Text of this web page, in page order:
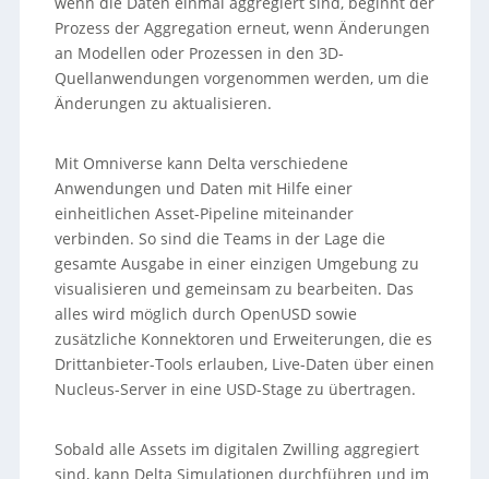
Prozess der Aggregation erneut, wenn Änderungen
an Modellen oder Prozessen in den 3D-
Quellanwendungen vorgenommen werden, um die
Änderungen zu aktualisieren.
Mit Omniverse kann Delta verschiedene
Anwendungen und Daten mit Hilfe einer
einheitlichen Asset-Pipeline miteinander
verbinden. So sind die Teams in der Lage die
gesamte Ausgabe in einer einzigen Umgebung zu
visualisieren und gemeinsam zu bearbeiten. Das
alles wird möglich durch OpenUSD sowie
zusätzliche Konnektoren und Erweiterungen, die es
Drittanbieter-Tools erlauben, Live-Daten über einen
Nucleus-Server in eine USD-Stage zu übertragen.
Sobald alle Assets im digitalen Zwilling aggregiert
sind, kann Delta Simulationen durchführen und im